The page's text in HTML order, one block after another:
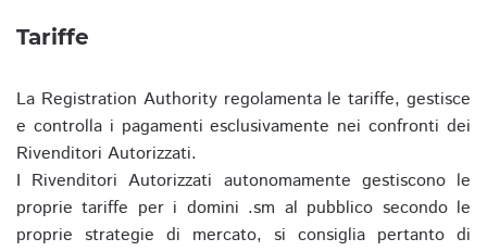
Tariffe
La Registration Authority regolamenta le tariffe, gestisce
e controlla i pagamenti esclusivamente nei confronti dei
Rivenditori Autorizzati.
I Rivenditori Autorizzati autonomamente gestiscono le
proprie tariffe per i domini .sm al pubblico secondo le
proprie strategie di mercato, si consiglia pertanto di